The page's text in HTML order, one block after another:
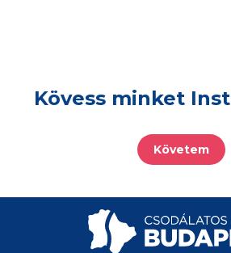
Kövess minket
Követem